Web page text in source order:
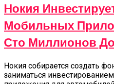
Нокия
Мобильных
Сто Миллионов
Нокия собирается создать
заниматься